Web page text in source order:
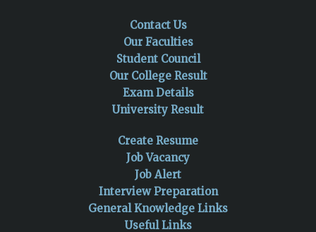
Contact Us
Our Faculties
Student Council
Our College Result
Exam Details
University Result
Create Resume
Job Vacancy
Job Alert
Interview Preparation
General Knowledge Links
Useful Links